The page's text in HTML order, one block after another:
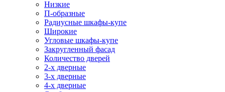
Низкие
П-образные
Радиусные шкафы-купе
Широкие
Угловые шкафы-купе
Закругленный фасад
Количество дверей
2-х дверные
3-х дверные
4-х дверные